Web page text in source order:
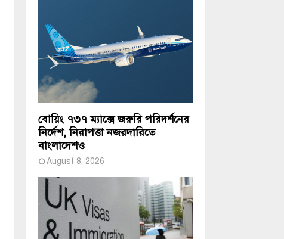
বোয়িং ৭৩৭ ম্যাক্সে জরুরি পরিদর্শনের
নির্দেশ, নিরাপত্তা নজরদারিতে
বাংলাদেশও
August 8, 2026